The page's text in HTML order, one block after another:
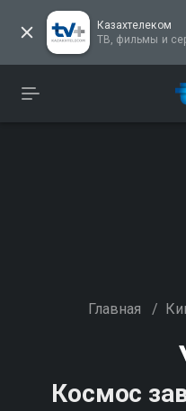
Казахтелеком
ТВ, фильмы и
Главная /
Космос